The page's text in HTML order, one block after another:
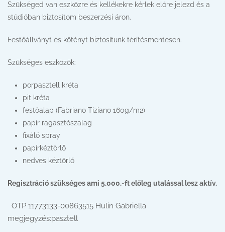
Szükséged van eszközre és kellékekre kérlek előre jelezd és a
stúdióban biztosítom beszerzési áron.
Festőállványt és kötényt biztosítunk térítésmentesen.
Szükséges eszközök:
porpasztell kréta
pit kréta
festőalap (Fabriano Tiziano 160g/m2)
papír ragasztószalag
fixáló spray
papírkéztörlő
nedves kéztörlő
Regisztráció szükséges ami 5.000.-ft előleg utalással lesz aktív.
OTP 11773133-00863515 Hulin Gabriella
megjegyzés:pasztell